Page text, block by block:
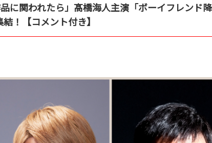
に関われたら」髙橋海人主演「ボーイフレンド
！【コメント付き】